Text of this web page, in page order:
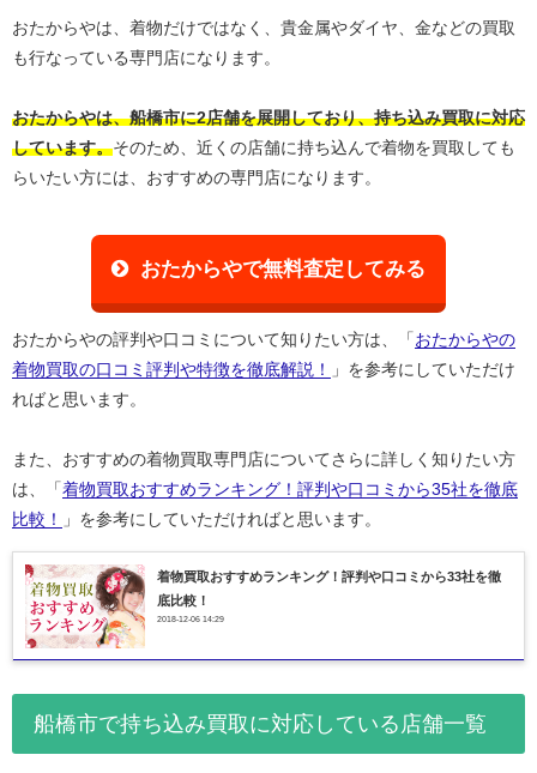
おたからやは、着物だけではなく、貴金属やダイヤ、金などの買取
も行なっている専門店になります。
おたからやは、船橋市に2店舗を展開しており、持ち込み買取に対応
しています。そのため、近くの店舗に持ち込んで着物を買取しても
らいたい方には、おすすめの専門店になります。
おたからやで無料査定してみる
おたからやの評判や口コミについて知りたい方は、「 おたからやの
着物買取の口コミ評判や特徴を徹底解説！
」を参考にしていただけ
ればと思います。
また、おすすめの着物買取専門店についてさらに詳しく知りたい方
は、「着物買取おすすめランキング！評判や口コミから35社を徹底
比較！
」を参考にしていただければと思います。
着物買取おすすめランキング！評判や口コミから33社を徹
底比較！
2018-12-06 14:29
船橋市で持ち込み買取に対応している店舗一覧